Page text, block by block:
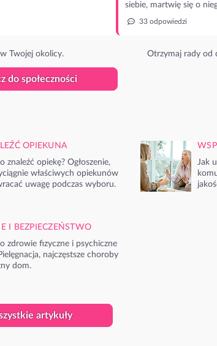
Twojej okolicy.
siebie, martwię się o
33 odpowiedzi
Otrzymaj rady od
do społeczności
OPIEKUNA
znaleźć opiekę? Ogłoszenie,
właściwych opiekunów
uwagę podczas wyboru.
Jak
I BEZPIECZEŃSTWO
zdrowie fizyczne i psychiczne
najczęstsze choroby
dom.
artykuły